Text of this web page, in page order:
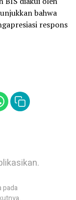
bahwa
respons
pada